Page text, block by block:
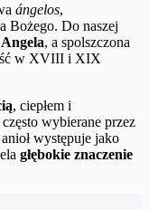
ángelos,
Bożego. Do naszej
Angela, a spolszczona
w XVIII i XIX
, ciepłem i
wybierane przez
występuje jako
głębokie znaczenie